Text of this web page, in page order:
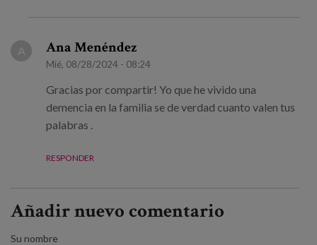
A Ana Menéndez
Mié, 08/28/2024 - 08:24
Gracias por compartir! Yo que he vivido una
demencia en la familia se de verdad cuanto valen tus
palabras .
RESPONDER
Añadir nuevo comentario
Su nombre